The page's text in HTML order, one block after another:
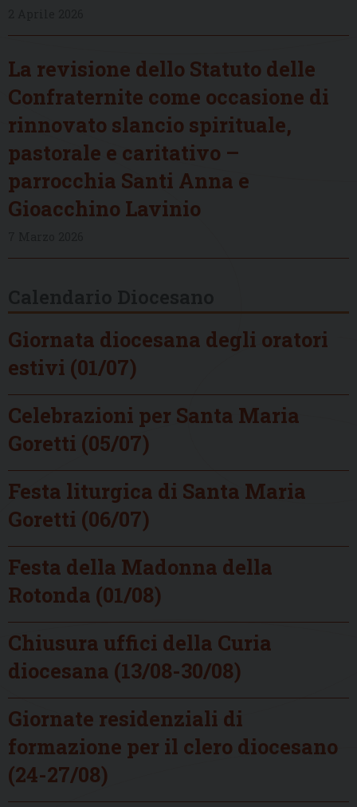
La revisione dello Statuto delle
Confraternite come occasione di
rinnovato slancio spirituale,
pastorale e caritativo –
parrocchia Santi Anna e
Gioacchino Lavinio
Giornata diocesana degli oratori
estivi (01/07)
Celebrazioni per Santa Maria
Goretti (05/07)
Festa liturgica di Santa Maria
Goretti (06/07)
Festa della Madonna della
Rotonda (01/08)
Chiusura uffici della Curia
diocesana (13/08-30/08)
Giornate residenziali di
formazione per il clero diocesano
(24-27/08)